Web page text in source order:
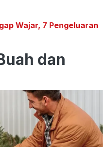
Wajar, 7 Pengeluaran
dan